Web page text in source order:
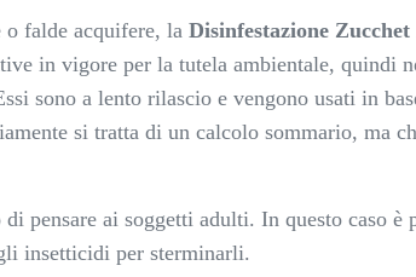
o falde acquifere, la Disinfestazione
in vigore per la tutela ambientale,
sono a lento rilascio e vengono usati in
si tratta di un calcolo sommario, ma
pensare ai soggetti adulti. In questo caso
insetticidi per sterminarli.